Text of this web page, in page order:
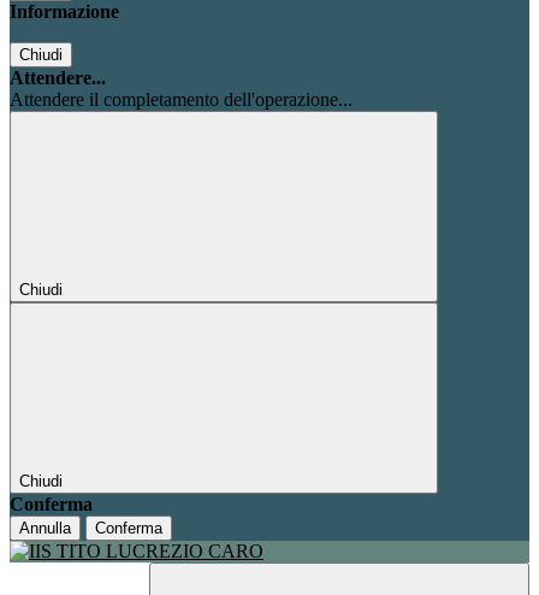
Informazione
Chiudi
Attendere...
Attendere il completamento dell'operazione...
Chiudi
Chiudi
Conferma
Annulla Conferma